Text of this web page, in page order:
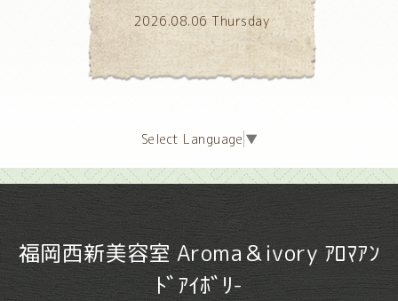
2026.08.06 Thursday
Select Language ▼
福岡西新美容室 Aroma＆ivory ｱﾛﾏｱﾝ
ﾄﾞｱｲﾎﾞﾘ-